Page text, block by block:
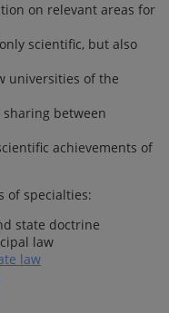
on relevant areas for
scientific, but also
universities of the
between
achievements of
of specialties:
state doctrine
law
law